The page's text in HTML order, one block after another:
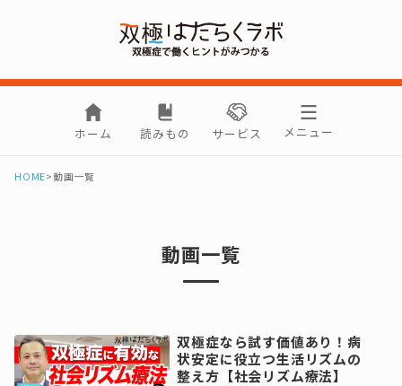
ホーム 読みもの サービス メニュー
HOME> 動画一覧
動画一覧
双極症なら試す価値あり！病
状安定に役立つ生活リズムの
整え方【社会リズム療法】